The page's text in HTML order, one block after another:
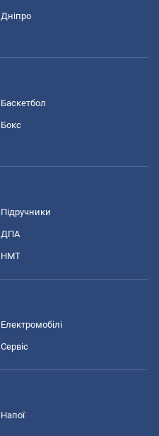
Дніпро
Баскетбол
Бокс
Підручники
ДПА
НМТ
Електромобілі
Сервіс
Напої